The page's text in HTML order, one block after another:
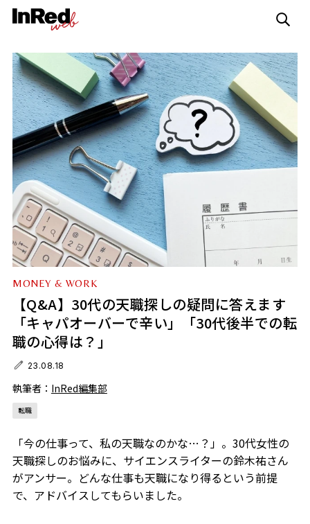
MONEY & WORK
【Q&A】30代の天職探しの疑問に答えます
「キャパオーバーで辛い」「30代後半での転
職の心得は？」
23.08.18
執筆者： InRed編集部
転職
「今の仕事って、私の天職なのかな…？」。30代女性の
天職探しのお悩みに、サイエンスライターの鈴木祐さん
がアンサー。どんな仕事も天職になり得るという前提
で、アドバイスしてもらいました。